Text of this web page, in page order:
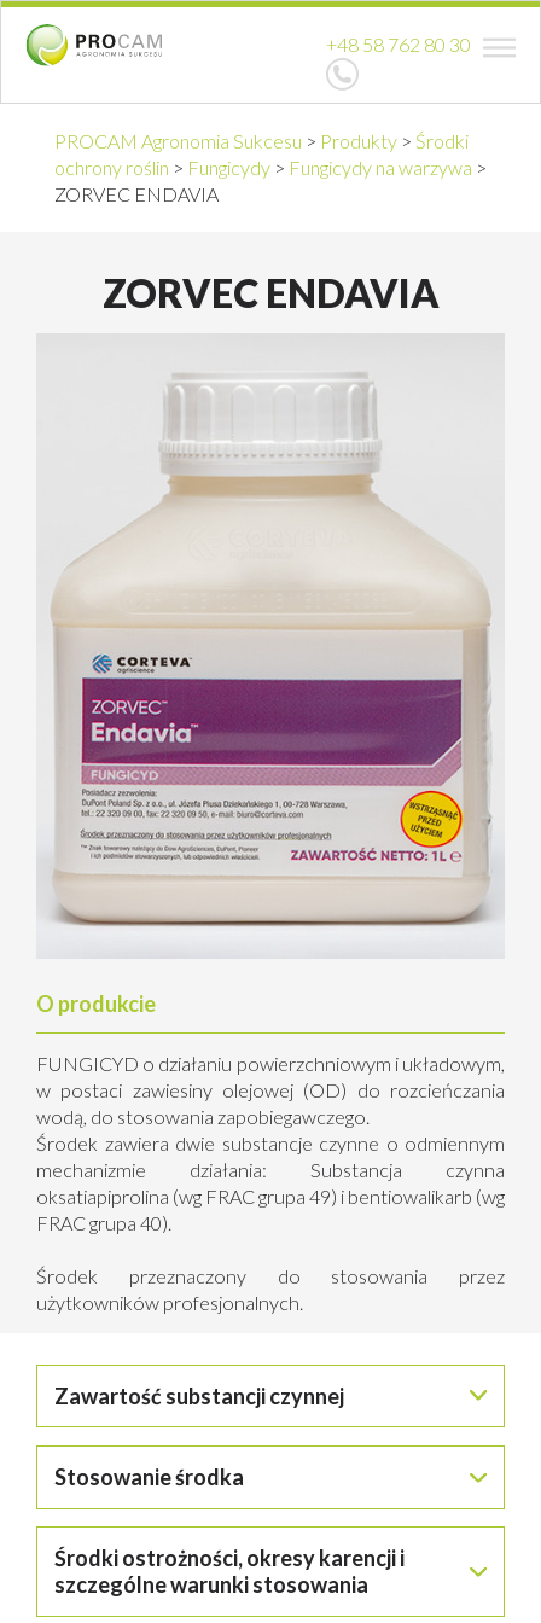
+48 58 762 80 30
PROCAM Agronomia Sukcesu > Produkty > Środki
ochrony roślin > Fungicydy > Fungicydy na warzywa >
ZORVEC ENDAVIA
ZORVEC ENDAVIA
O produkcie
FUNGICYD o działaniu powierzchniowym i układowym,
w postaci zawiesiny olejowej (OD) do rozcieńczania
wodą, do stosowania zapobiegawczego.
Środek zawiera dwie substancje czynne o odmiennym
mechanizmie działania: Substancja czynna
oksatiapiprolina (wg FRAC grupa 49) i bentiowalikarb (wg
FRAC grupa 40).
Środek przeznaczony do stosowania przez
użytkowników profesjonalnych.
Zawartość substancji czynnej
(3,26%),
Stosowanie środka
samobieżnych lub ciągnikowych opryskiwaczy polowych.
ZIEMNIAK
Środki ostrożności, okresy karencji i
szczególne warunki stosowania